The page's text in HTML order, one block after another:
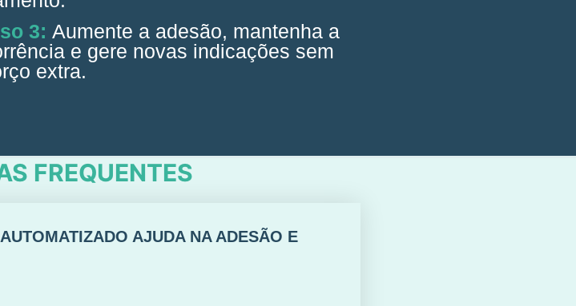
3: Aumente a adesão, mantenha a
e gere novas indicações sem
extra.
FREQUENTES
AJUDA NA ADESÃO E